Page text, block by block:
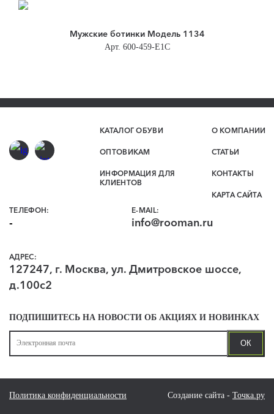
Мужские ботинки Модель 1134
Арт. 600-459-E1C
КАТАЛОГ ОБУВИ
ОПТОВИКАМ
ИНФОРМАЦИЯ ДЛЯ
КЛИЕНТОВ
О КОМПАНИИ
СТАТЬИ
КОНТАКТЫ
КАРТА САЙТА
ТЕЛЕФОН:
-
E-MAIL:
info@rooman.ru
АДРЕС:
127247, г. Москва, ул. Дмитровское шоссе,
д.100с2
ПОДПИШИТЕСЬ НА НОВОСТИ ОБ АКЦИЯХ И НОВИНКАХ
ОК
Политика конфиденциальности Создание сайта - Точка.ру